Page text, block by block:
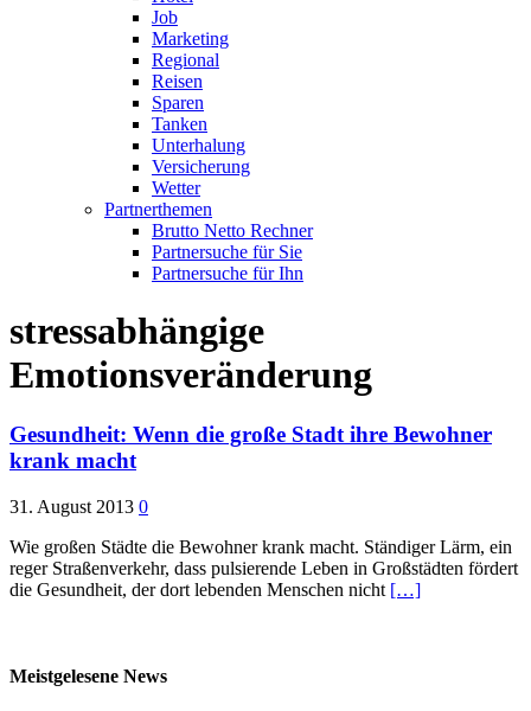
Job
Marketing
Regional
Reisen
Sparen
Tanken
Unterhalung
Versicherung
Wetter
Partnerthemen
Brutto Netto Rechner
Partnersuche für Sie
Partnersuche für Ihn
stressabhängige
Emotionsveränderung
Gesundheit: Wenn die große Stadt ihre Bewohner
krank macht
31. August 2013 0
Wie großen Städte die Bewohner krank macht. Ständiger Lärm, ein
reger Straßenverkehr, dass pulsierende Leben in Großstädten fördert
die Gesundheit, der dort lebenden Menschen nicht […]
Meistgelesene News